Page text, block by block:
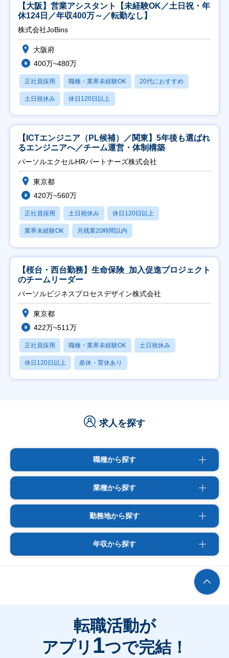
【大阪】営業アシスタント【未経験OK／土日祝・年
休124日／年収400万～／転勤なし】
株式会社JoBins
大阪府
400万~480万
正社員採用 職種・業界未経験OK 20代におすすめ
土日祝休み 休日120日以上
【ICTエンジニア（PL候補）／関東】5年後も選ばれ
るエンジニアへ／チーム運営・体制構築
パーソルエクセルHRパートナーズ株式会社
東京都
420万~560万
正社員採用 土日祝休み 休日120日以上
業界未経験OK 月残業20時間以内
【桜台・西台勤務】生命保険_加入促進プロジェクト
のチームリーダー
パーソルビジネスプロセスデザイン株式会社
東京都
422万~511万
正社員採用 職種・業界未経験OK 土日祝休み
休日120日以上 産休・育休あり
求人を探す
職種から探す
業種から探す
勤務地から探す
年収から探す
転職活動が
アプリ 1つで完結！